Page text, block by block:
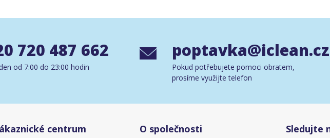
720 487 662
od 7:00 do 23:00 hodin
poptavka@iclean.cz
Pokud potřebujete pomoci obratem,
prosíme využijte telefon
centrum O společnosti Sledujte